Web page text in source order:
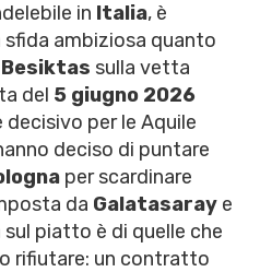
in Italia, è
ambiziosa quanto
Besiktas sulla vetta
del 5 giugno 2026
per le Aquile
deciso di puntare
per scardinare
da Galatasaray e
sul piatto è di quelle che
rifiutare: un contratto